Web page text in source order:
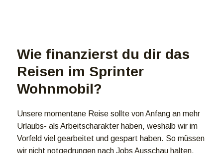
Wie finanzierst du dir das
Reisen im Sprinter
Wohnmobil?
Unsere momentane Reise sollte von Anfang an mehr
Urlaubs- als Arbeitscharakter haben, weshalb wir im
Vorfeld viel gearbeitet und gespart haben. So müssen
wir nicht notgedrungen nach Jobs Ausschau halten,